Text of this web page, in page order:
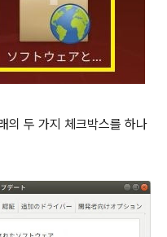
의 두 가지 체크박스를 하나